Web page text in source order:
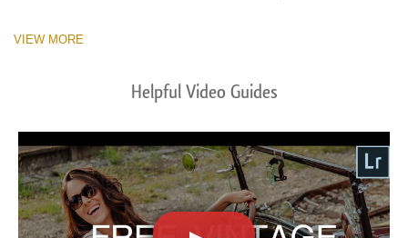
VIEW MORE
Helpful Video Guides